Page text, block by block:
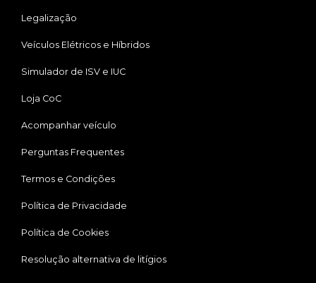
Legalização
Veículos Elétricos e Híbridos
Simulador de ISV e IUC
Loja CoC
Acompanhar veículo
Perguntas Frequentes
Termos e Condições
Política de Privacidade
Política de Cookies
Resolução alternativa de litígios